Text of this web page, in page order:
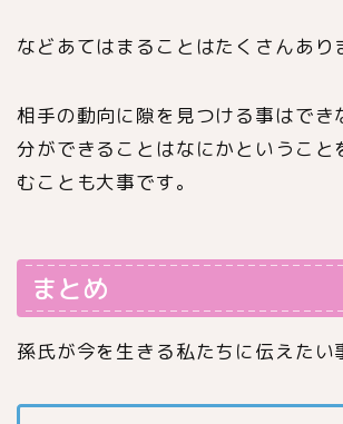
などあてはまることはたくさんあり
相手の動向に隙を見つける事はでき
分ができることはなにかということ
むことも大事です。
まとめ
孫氏が今を生きる私たちに伝えたい